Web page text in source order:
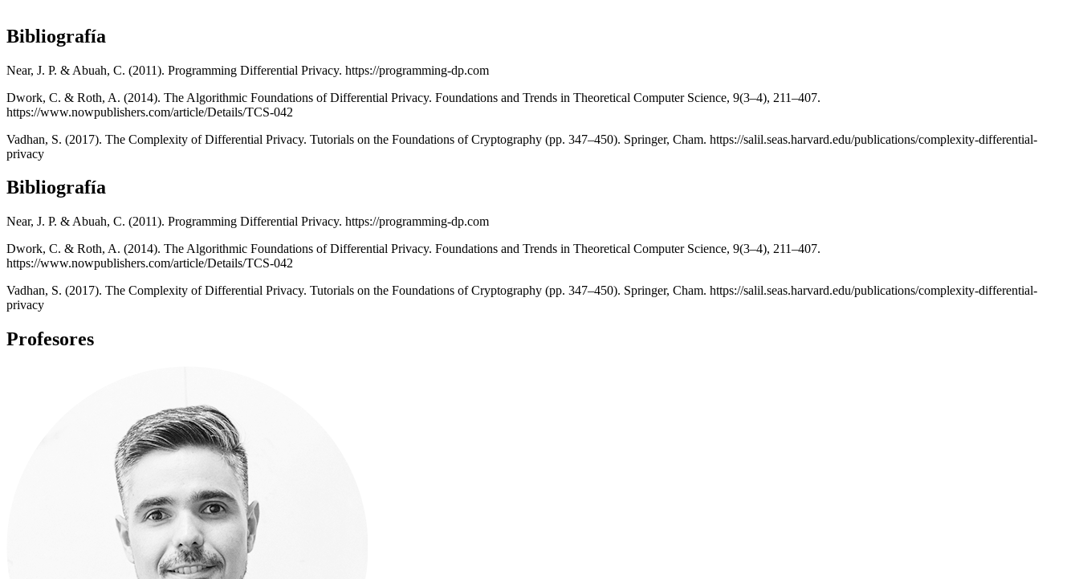
Bibliografía
Near, J. P. & Abuah, C. (2011). Programming Differential Privacy. https://programming-dp.com
Dwork, C. & Roth, A. (2014). The Algorithmic Foundations of Differential Privacy. Foundations and Trends in Theoretical Computer Science, 9(3–4), 211–407.
https://www.nowpublishers.com/article/Details/TCS-042
Vadhan, S. (2017). The Complexity of Differential Privacy. Tutorials on the Foundations of Cryptography (pp. 347–450). Springer, Cham. https://salil.seas.harvard.edu/publications/complexity-differential-
privacy
Bibliografía
Near, J. P. & Abuah, C. (2011). Programming Differential Privacy. https://programming-dp.com
Dwork, C. & Roth, A. (2014). The Algorithmic Foundations of Differential Privacy. Foundations and Trends in Theoretical Computer Science, 9(3–4), 211–407.
https://www.nowpublishers.com/article/Details/TCS-042
Vadhan, S. (2017). The Complexity of Differential Privacy. Tutorials on the Foundations of Cryptography (pp. 347–450). Springer, Cham. https://salil.seas.harvard.edu/publications/complexity-differential-
privacy
Profesores